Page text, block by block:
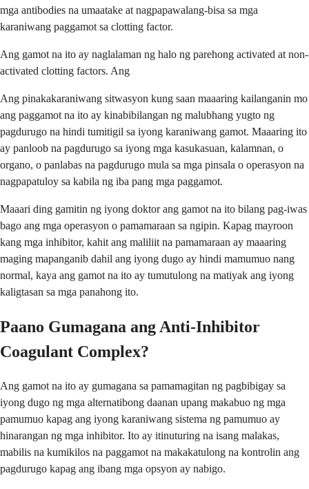
mga antibodies na umaatake at nagpapawalang-bisa sa mga
karaniwang paggamot sa clotting factor.
Ang gamot na ito ay naglalaman ng halo ng parehong activated at non-
activated clotting factors. Ang
Ang pinakakaraniwang sitwasyon kung saan maaaring kailanganin mo
ang paggamot na ito ay kinabibilangan ng malubhang yugto ng
pagdurugo na hindi tumitigil sa iyong karaniwang gamot. Maaaring ito
ay panloob na pagdurugo sa iyong mga kasukasuan, kalamnan, o
organo, o panlabas na pagdurugo mula sa mga pinsala o operasyon na
nagpapatuloy sa kabila ng iba pang mga paggamot.
Maaari ding gamitin ng iyong doktor ang gamot na ito bilang pag-iwas
bago ang mga operasyon o pamamaraan sa ngipin. Kapag mayroon
kang mga inhibitor, kahit ang maliliit na pamamaraan ay maaaring
maging mapanganib dahil ang iyong dugo ay hindi mamumuo nang
normal, kaya ang gamot na ito ay tumutulong na matiyak ang iyong
kaligtasan sa mga panahong ito.
Paano Gumagana ang Anti-Inhibitor
Coagulant Complex?
Ang gamot na ito ay gumagana sa pamamagitan ng pagbibigay sa
iyong dugo ng mga alternatibong daanan upang makabuo ng mga
pamumuo kapag ang iyong karaniwang sistema ng pamumuo ay
hinarangan ng mga inhibitor. Ito ay itinuturing na isang malakas,
mabilis na kumikilos na paggamot na makakatulong na kontrolin ang
pagdurugo kapag ang ibang mga opsyon ay nabigo.